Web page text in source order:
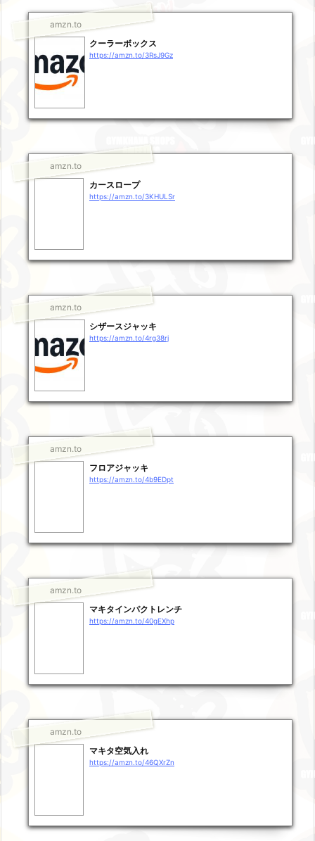
amzn.to
クーラーボックス
https://amzn.to/3RsJ9Gz
amzn.to
カースロープ
https://amzn.to/3KHULSr
amzn.to
シザースジャッキ
https://amzn.to/4rg38rj
amzn.to
フロアジャッキ
https://amzn.to/4b9EDpt
amzn.to
マキタインパクトレンチ
https://amzn.to/40gEXhp
amzn.to
マキタ空気入れ
https://amzn.to/46QXrZn